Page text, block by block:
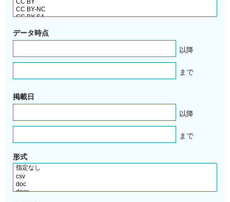
データ時点
以降
まで
掲載日
以降
まで
形式